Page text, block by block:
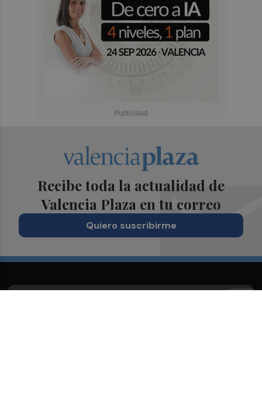
Recibe toda la actualidad de
Valencia Plaza en tu correo
Quiero suscribirme